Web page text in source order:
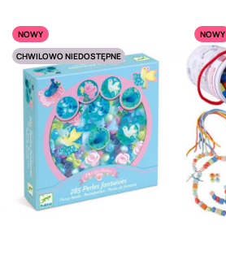
NOWY
CHWILOWO NIEDOSTĘPNE
NOWY